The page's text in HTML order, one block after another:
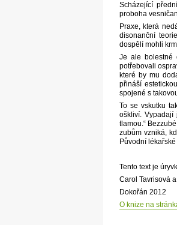
Scházející
proboha
Praxe, která
disonanční
dospělí mohli
Je ale bolestné
potřebovali
které by mu
přináší
spojené s
To se vskutku
oškliví. Vypadají
tlamou.“
zubům vzniká,
Původní
Tento text je
Carol Tavrisová
Dokořán 2012
O knize na